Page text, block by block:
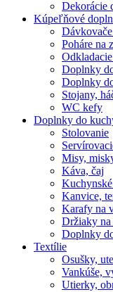
Dekorácie
Kúpeľňové
Poháre na
Doplnky
Doplnky
Stojany,
WC kefy
Doplnky do
Stolovanie
Misy,
Káva, čaj
Kanvice,
Karafy na
Držiaky
Doplnky
Textílie
Osušky,
Vankúše,
Utierky,